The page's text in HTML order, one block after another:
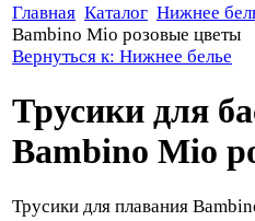
Главная Каталог Нижнее
Bambino Mio розовые цветы
Вернуться к: Нижнее белье
Трусики для
Bambino Mio
Трусики для плавания